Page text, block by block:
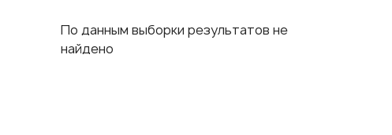
По данным выборки результатов не
найдено